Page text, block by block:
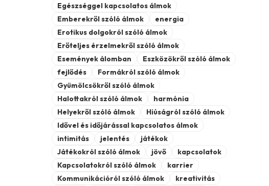
Egészséggel kapcsolatos álmok
Emberekről szóló álmok
energia
Erotikus dolgokról szóló álmok
Erőteljes érzelmekről szóló álmok
Események álomban
Eszközökről szóló álmok
fejlődés
Formákról szóló álmok
Gyümölcsökről szóló álmok
Halottakról szóló álmok
harmónia
Helyekről szóló álmok
Hiúságról szóló álmok
Idővel és időjárással kapcsolatos álmok
intimitás
jelentés
játékok
Játékokról szóló álmok
jövő
kapcsolatok
Kapcsolatokról szóló álmok
karrier
Kommunikációról szóló álmok
kreativitás